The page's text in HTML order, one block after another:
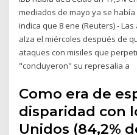
mediados de mayo ya se
indica que 8 ene (Reuters) -
alza el miércoles después de
ataques con misiles que
"concluyeron" su represalia a
Como era de
disparidad con
Unidos (84,2%